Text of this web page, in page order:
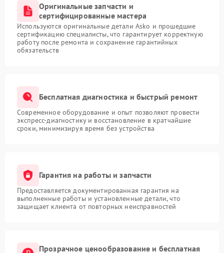
Оригинальные запчасти и
сертифицированные мастера
Используются оригинальные детали Asko и прошедшие
сертификацию специалисты, что гарантирует корректную
работу после ремонта и сохранение гарантийных
обязательств
Бесплатная диагностика и быстрый ремонт
Современное оборудование и опыт позволяют провести
экспресс-диагностику и восстановление в кратчайшие
сроки, минимизируя время без устройства
Гарантия на работы и запчасти
Предоставляется документированная гарантия на
выполненные работы и установленные детали, что
защищает клиента от повторных неисправностей
Прозрачное ценообразование и бесплатная